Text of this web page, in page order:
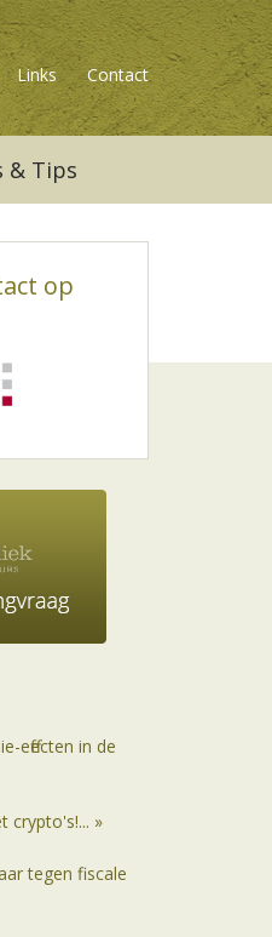
Links Contact
& Tips
op
effecten in de
crypto's!... »
tegen fiscale